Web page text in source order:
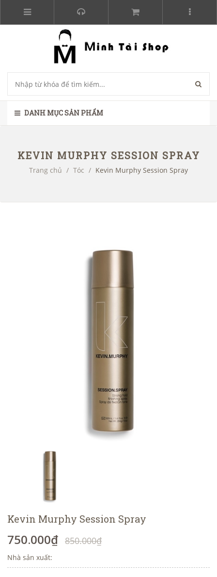
DANH MỤC SẢN PHẨM
KEVIN MURPHY SESSION SPRAY
Trang chủ / Tóc / Kevin Murphy Session Spray
Kevin Murphy Session Spray
750.000₫ 850.000₫
Nhà sản xuất: